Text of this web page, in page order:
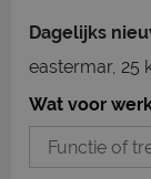
Dagelijks
eastermar, 25
Wat voor